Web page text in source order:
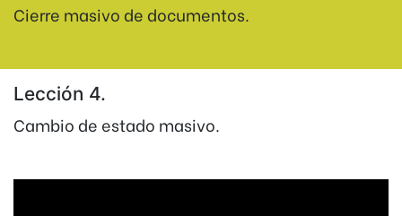
Cierre masivo de documentos.
Lección 4.
Cambio de estado masivo.